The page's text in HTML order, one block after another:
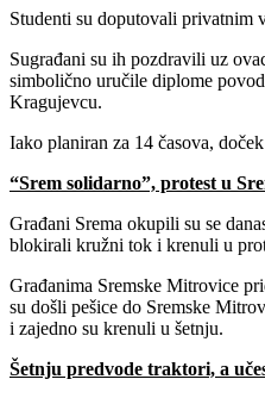
Studenti su doputovali privatnim
Sugrađani su ih pozdravili uz
simbolično uručile diplome
Kragujevcu.
Iako planiran za 14 časova,
“Srem solidarno”, protest u
Građani Srema okupili su se
blokirali kružni tok i krenuli u
Građanima Sremske Mitrovice
su došli pešice do Sremske
i zajedno su krenuli u šetnju.
Šetnju predvode traktori, a